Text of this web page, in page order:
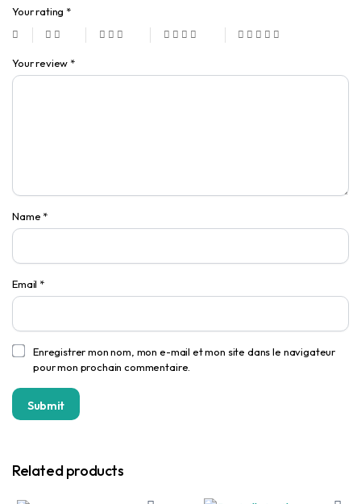
Your rating *
Your review *
Name *
Email *
Enregistrer mon nom, mon e-mail et mon site dans le navigateur
pour mon prochain commentaire.
Related products